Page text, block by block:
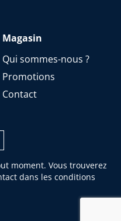
Magasin
Qui sommes-nous ?
Promotions
Contact
moment. Vous trouverez
dans les conditions